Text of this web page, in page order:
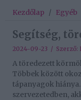
Kezdőlap / Egyéb
Segítség,
2024-09-23 / Szerző:
A töredezett
Többek között
tápanyagok
szervezetedben,